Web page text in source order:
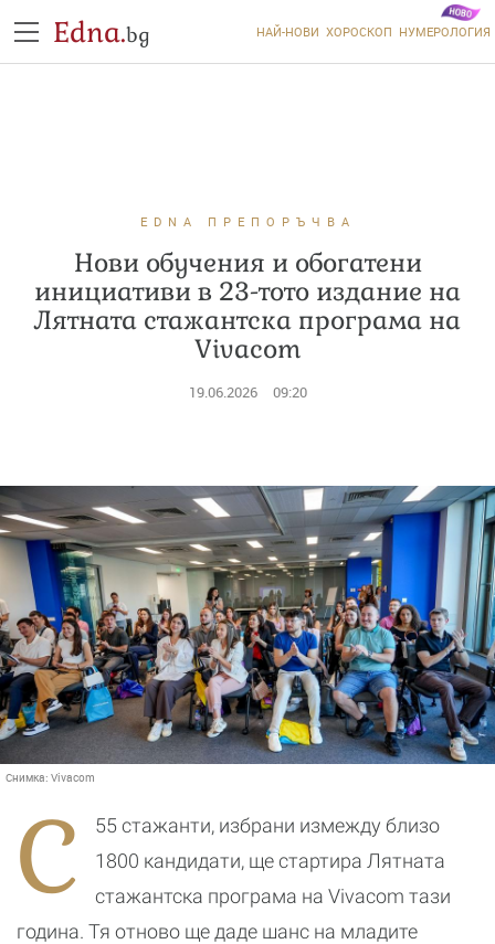
Edna.bg НАЙ-НОВИ ХОРОСКОП НУМЕРОЛОГИЯ
EDNA ПРЕПОРЪЧВА
Нови обучения и обогатени
инициативи в 23-тото издание на
Лятната стажантска програма на
Vivacom
19.06.2026 09:20
Снимка: Vivacom
С
55 стажанти, избрани измежду близо
1800 кандидати, ще стартира Лятната
стажантска програма на Vivacom тази
година. Тя отново ще даде шанс на младите